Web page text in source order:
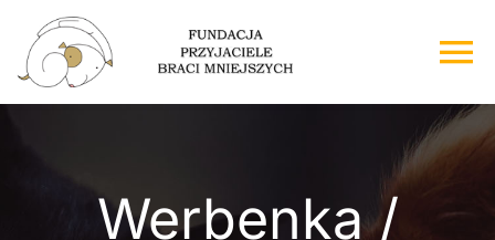
Przejdź
zawartości
Werbenka /